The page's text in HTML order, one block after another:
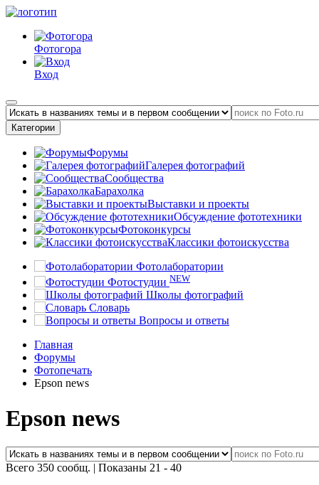
Фотогора
Вход
Категории
Форумы
Галерея фотографий
Сообщества
Барахолка
Выставки и проекты
Обсуждение фототехники
Фотоконкурсы
Классики фотоискусства
Фотолаборатории
Фотостудии NEW
Школы фотографий
Словарь
Вопросы и ответы
Главная
Форумы
Фотопечать
Epson news
Epson news
Всего 350 сообщ. | Показаны 21 - 40